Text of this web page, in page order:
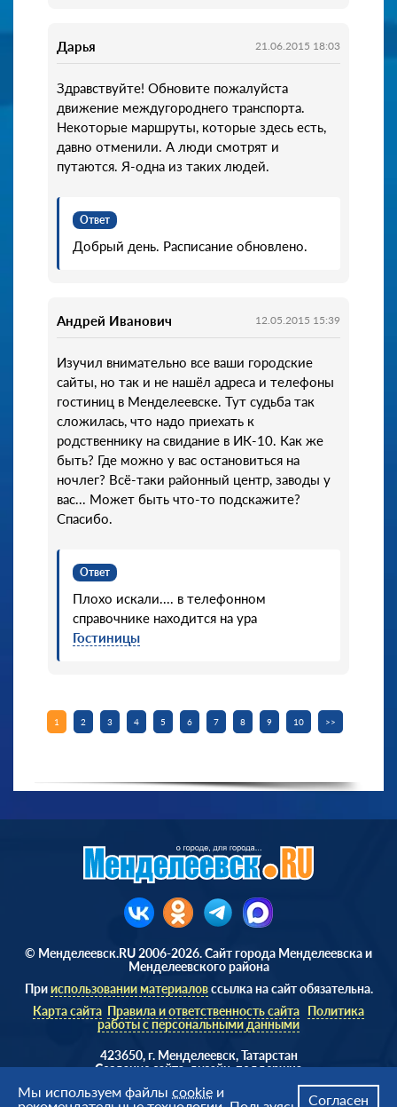
Дарья 21.06.2015 18:03
Здравствуйте! Обновите пожалуйста
движение междугороднего транспорта.
Некоторые маршруты, которые здесь есть,
давно отменили. А люди смотрят и
путаются. Я-одна из таких людей.
Ответ
Добрый день. Расписание обновлено.
Андрей Иванович 12.05.2015 15:39
Изучил внимательно все ваши городские
сайты, но так и не нашёл адреса и телефоны
гостиниц в Менделеевске. Тут судьба так
сложилась, что надо приехать к
родственнику на свидание в ИК-10. Как же
быть? Где можно у вас остановиться на
ночлег? Всё-таки районный центр, заводы у
вас... Может быть что-то подскажите?
Спасибо.
Ответ
Плохо искали.... в телефонном
справочнике находится на ура
Гостиницы
1 2 3 4 5 6 7 8 9 10 >>
© Менделеевск.RU 2006-2026. Сайт города Менделеевска и
Менделеевского района
Прииспользовании материаловссылка на сайт обязательна.
Карта сайта Правила и ответственность сайта Политика
работы с персональными данными
423650, г. Менделеевск, Татарстан
Cоздание сайта, дизайн, поддержка
Мы используем файлы cookie и
Согласен